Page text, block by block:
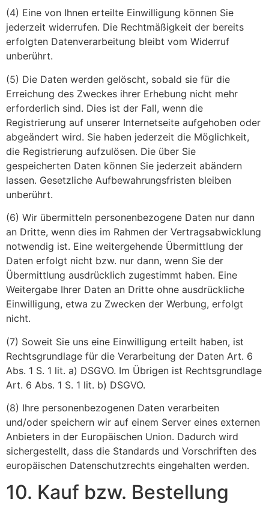
(4) Eine von Ihnen erteilte Einwilligung können Sie
jederzeit widerrufen. Die Rechtmäßigkeit der bereits
erfolgten Datenverarbeitung bleibt vom Widerruf
unberührt.
(5) Die Daten werden gelöscht, sobald sie für die
Erreichung des Zweckes ihrer Erhebung nicht mehr
erforderlich sind. Dies ist der Fall, wenn die
Registrierung auf unserer Internetseite aufgehoben oder
abgeändert wird. Sie haben jederzeit die Möglichkeit,
die Registrierung aufzulösen. Die über Sie
gespeicherten Daten können Sie jederzeit abändern
lassen. Gesetzliche Aufbewahrungsfristen bleiben
unberührt.
(6) Wir übermitteln personenbezogene Daten nur dann
an Dritte, wenn dies im Rahmen der Vertragsabwicklung
notwendig ist. Eine weitergehende Übermittlung der
Daten erfolgt nicht bzw. nur dann, wenn Sie der
Übermittlung ausdrücklich zugestimmt haben. Eine
Weitergabe Ihrer Daten an Dritte ohne ausdrückliche
Einwilligung, etwa zu Zwecken der Werbung, erfolgt
nicht.
(7) Soweit Sie uns eine Einwilligung erteilt haben, ist
Rechtsgrundlage für die Verarbeitung der Daten Art. 6
Abs. 1 S. 1 lit. a) DSGVO. Im Übrigen ist Rechtsgrundlage
Art. 6 Abs. 1 S. 1 lit. b) DSGVO.
(8) Ihre personenbezogenen Daten verarbeiten
und/oder speichern wir auf einem Server eines externen
Anbieters in der Europäischen Union. Dadurch wird
sichergestellt, dass die Standards und Vorschriften des
europäischen Datenschutzrechts eingehalten werden.
10. Kauf bzw. Bestellung